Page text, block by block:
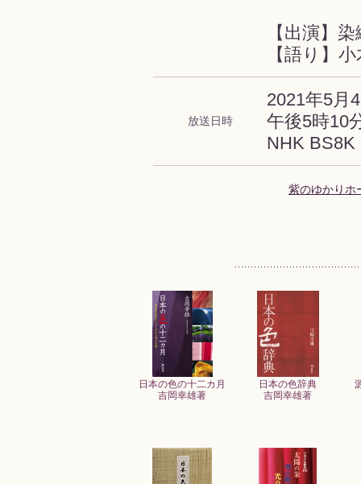
【出演】
【語り】
放送日時
2021年5月
午後5時10
NHK BS8K
紫のゆかりホ
日本の色の十二カ月
吉岡幸雄著
日本の色辞典
吉岡幸雄著